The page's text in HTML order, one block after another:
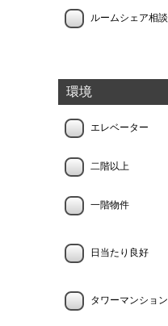
ルームシェア相談
環境
エレベーター
二階以上
一階物件
日当たり良好
タワーマンション